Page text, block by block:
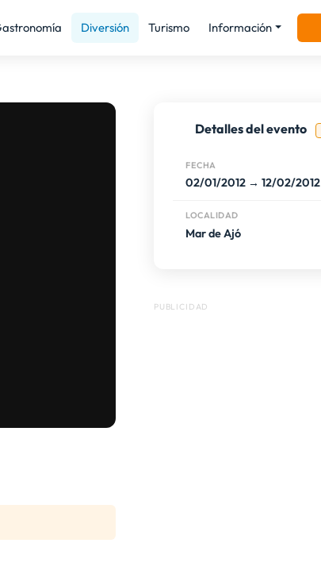
Diversión Turismo Información
Detalles del evento
FECHA
02/01/2012 → 12/02/2012
LOCALIDAD
Mar de Ajó
PUBLICIDAD